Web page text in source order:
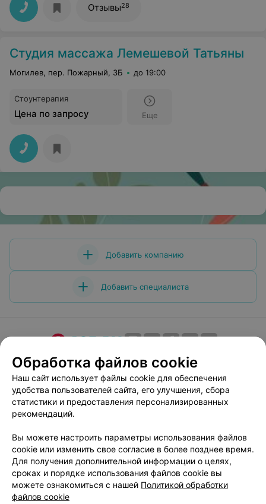
Отзывы28
Студия массажа Лемешевой Татьяны
Могилев, пер. Пожарный, 3Б до 19:00
Стоунтерапия
Цена по запросу Еще
Добавить компанию
Добавить специалиста
О проекте Новости проекта
Размещение рекламы
Медицинский маркетинг
Публичный договор
Пользовательское соглашение
Способы оплаты
Партнеры
Написать в поддержку
Персональные настройки cookie
Обработка персональных данных
Обработка файлов cookie
Наш сайт использует файлы cookie для обеспечения
удобства пользователей сайта, его улучшения, сбора
статистики и предоставления персонализированных
рекомендаций.
Вы можете настроить параметры использования файлов
cookie или изменить свое согласие в более позднее время.
Для получения дополнительной информации о целях,
сроках и порядке использования файлов cookie вы
можете ознакомиться с нашей Политикой обработки
файлов cookie